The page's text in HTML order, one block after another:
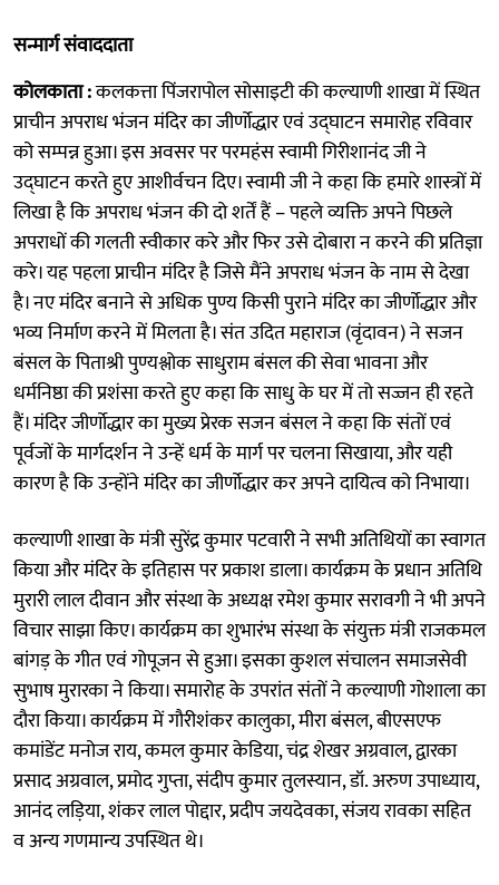
सन्मार्ग संवाददाता
कोलकाता :कलकत्ता पिंजरापोल सोसाइटी की कल्याणी शाखा में स्थित
प्राचीन अपराध भंजन मंदिर का जीर्णोद्धार एवं उद्घाटन समारोह रविवार
को सम्पन्न हुआ। इस अवसर पर परमहंस स्वामी गिरीशानंद जी ने
उद्घाटन करते हुए आशीर्वचन दिए। स्वामी जी ने कहा कि हमारे शास्त्रों में
लिखा है कि अपराध भंजन की दो शर्तें हैं – पहले व्यक्ति अपने पिछले
अपराधों की गलती स्वीकार करे और फिर उसे दोबारा न करने की प्रतिज्ञा
करे। यह पहला प्राचीन मंदिर है जिसे मैंने अपराध भंजन के नाम से देखा
है। नए मंदिर बनाने से अधिक पुण्य किसी पुराने मंदिर का जीर्णोद्धार और
भव्य निर्माण करने में मिलता है। संत उदित महाराज (वृंदावन) ने सजन
बंसल के पिताश्री पुण्यश्लोक साधुराम बंसल की सेवा भावना और
धर्मनिष्ठा की प्रशंसा करते हुए कहा कि साधु के घर में तो सज्जन ही रहते
हैं। मंदिर जीर्णोद्धार का मुख्य प्रेरक सजन बंसल ने कहा कि संतों एवं
पूर्वजों के मार्गदर्शन ने उन्हें धर्म के मार्ग पर चलना सिखाया, और यही
कारण है कि उन्होंने मंदिर का जीर्णोद्धार कर अपने दायित्व को निभाया।
कल्याणी शाखा के मंत्री सुरेंद्र कुमार पटवारी ने सभी अतिथियों का स्वागत
किया और मंदिर के इतिहास पर प्रकाश डाला। कार्यक्रम के प्रधान अतिथि
मुरारी लाल दीवान और संस्था के अध्यक्ष रमेश कुमार सरावगी ने भी अपने
विचार साझा किए। कार्यक्रम का शुभारंभ संस्था के संयुक्त मंत्री राजकमल
बांगड़ के गीत एवं गोपूजन से हुआ। इसका कुशल संचालन समाजसेवी
सुभाष मुरारका ने किया। समारोह के उपरांत संतों ने कल्याणी गोशाला का
दौरा किया। कार्यक्रम में गौरीशंकर कालुका, मीरा बंसल, बीएसएफ
कमांडेंट मनोज राय, कमल कुमार केडिया, चंद्र शेखर अग्रवाल, द्वारका
प्रसाद अग्रवाल, प्रमोद गुप्ता, संदीप कुमार तुलस्यान, डॉ. अरुण उपाध्याय,
आनंद लड़िया, शंकर लाल पोद्दार, प्रदीप जयदेवका, संजय रावका सहित
व अन्य गणमान्य उपस्थित थे।